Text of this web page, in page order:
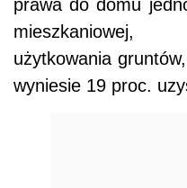
prawa do domu
mieszkaniowej,
użytkowania
wyniesie 19 proc.